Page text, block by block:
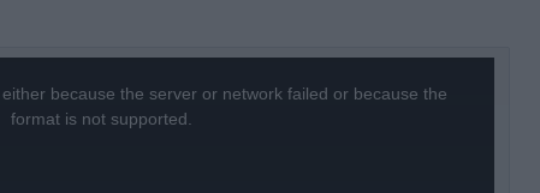
because the server or network failed or because the
format is not supported.